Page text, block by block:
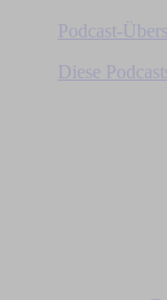
Podcast-
Diese